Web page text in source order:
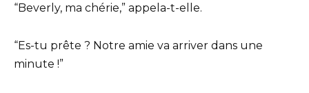
“Beverly, ma chérie,” appela-t-elle.
“Es-tu prête ? Notre amie va arriver dans une
minute !”